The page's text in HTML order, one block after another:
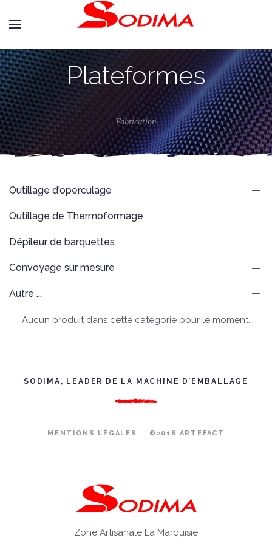
Plateformes
Fabrication
Outillage d'operculage
Outillage de Thermoformage
Dépileur de barquettes
Convoyage sur mesure
Autre ...
Aucun produit dans cette catégorie pour le moment.
SODIMA, LEADER DE LA MACHINE D’EMBALLAGE
MENTIONS LÉGALES ©2018 ARTEFACT
Zone Artisanale La Marquisie